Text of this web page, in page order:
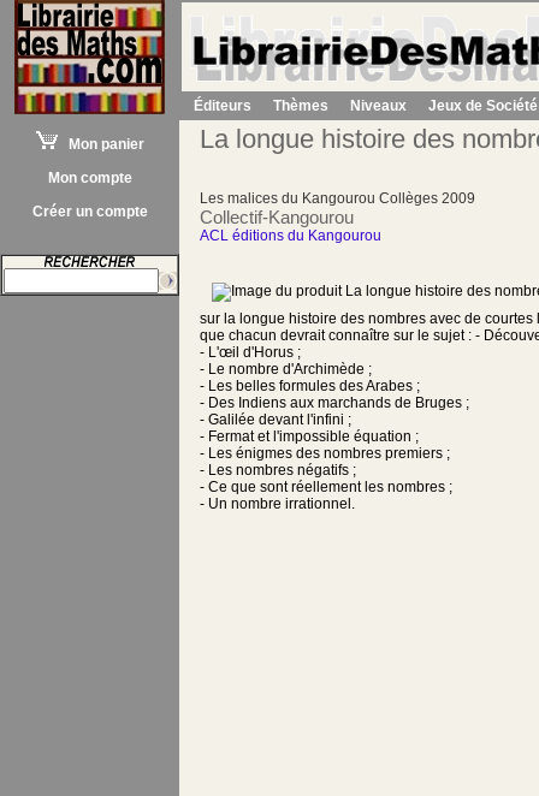
Mon panier
Mon compte
Créer un compte
Éditeurs Thèmes Niveaux Jeux de Société
La longue histoire des
Les malices du Kangourou Collèges 2009
Collectif-Kangourou
ACL éditions du Kangourou
sur la longue histoire des nombres avec de courtes
que chacun devrait connaître sur le sujet : -
- L'œil d'Horus ;
- Le nombre d'Archimède ;
- Les belles formules des Arabes ;
- Des Indiens aux marchands de Bruges ;
- Galilée devant l'infini ;
- Fermat et l'impossible équation ;
- Les énigmes des nombres premiers ;
- Les nombres négatifs ;
- Ce que sont réellement les nombres ;
- Un nombre irrationnel.